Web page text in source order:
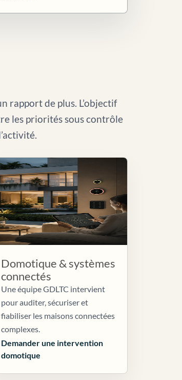
rapport de plus. L’objectif
les priorités sous contrôle
Domotique & systèmes
connectés
Une équipe GDLTC intervient
pour auditer, sécuriser et
fiabiliser les maisons connectées
complexes.
Demander une intervention
domotique